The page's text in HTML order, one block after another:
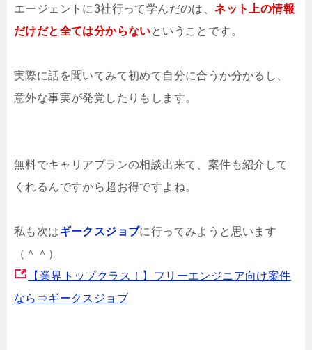
エージェントに3社行って学んだのは、ネット上の情報
だけだと全ては分からないということです。
実際に話を聞いてみて初めて自分に合うか分かるし、
意外な事実が発覚したりもします。
無料でキャリアプランの相談出来て、案件も紹介して
くれるんですから超お得ですよね。
私も次はギークスジョブに行ってみようと思います
（＾＾）
【業界トップクラス！】フリーエンジニア向け案件
なら⇒ギークスジョブ